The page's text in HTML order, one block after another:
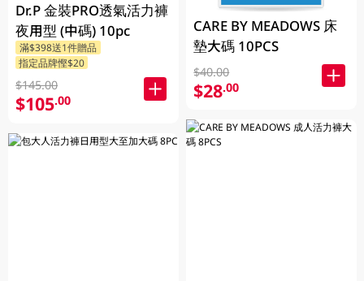
Dr.P 金裝PRO透氣活力褲
夜用型 (中碼) 10pc
滿$398送1件贈品
指定品牌慳$20
$145.00
$105.00
CARE BY MEADOWS 床
墊大碼 10PCS
$40.00
$28.00